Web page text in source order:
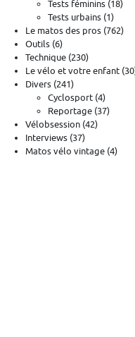
Tests féminins (18)
Tests urbains (1)
Le matos des pros (762)
Outils (6)
Technique (230)
Le vélo et votre enfant
Divers (241)
Cyclosport (4)
Reportage (37)
Vélobsession (42)
Interviews (37)
Matos vélo vintage (4)